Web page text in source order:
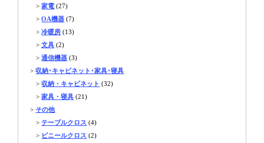
>家電 (27)
>OA機器 (7)
>冷暖房 (13)
>文具 (2)
>通信機器 (3)
>収納･キャビネット･家具･寝具
>収納・キャビネット (32)
>家具・寝具 (21)
> その他
>テーブルクロス (4)
> ビニールクロス (2)